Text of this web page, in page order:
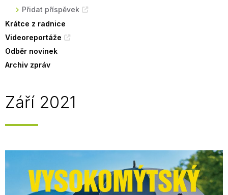
Přidat příspěvek
Krátce z radnice
Videoreportáže
Odběr novinek
Archiv zpráv
Září 2021